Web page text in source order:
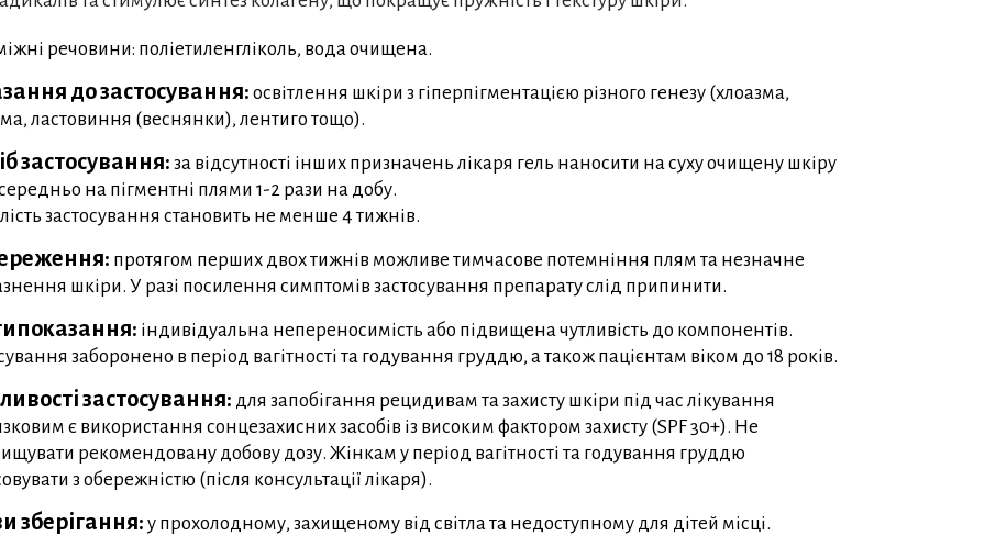
речовини: поліетиленгліколь, вода очищена.
до застосування: освітлення шкіри з гіперпігментацією різного генезу (хлоазма,
ластовиння (веснянки), лентиго тощо).
застосування: за відсутності інших призначень лікаря гель наносити на суху очищену шкіру
на пігментні плями 1-2 рази на добу.
застосування становить не менше 4 тижнів.
протягом перших двох тижнів можливе тимчасове потемніння плям та незначне
шкіри. У разі посилення симптомів застосування препарату слід припинити.
індивідуальна непереносимість або підвищена чутливість до компонентів.
заборонено в період вагітності та годування груддю, а також пацієнтам віком до 18 років.
застосування: для запобігання рецидивам та захисту шкіри під час лікування
є використання сонцезахисних засобів із високим фактором захисту (SPF 30+). Не
рекомендовану добову дозу. Жінкам у період вагітності та годування груддю
з обережністю (після консультації лікаря).
зберігання: у прохолодному, захищеному від світла та недоступному для дітей місці.